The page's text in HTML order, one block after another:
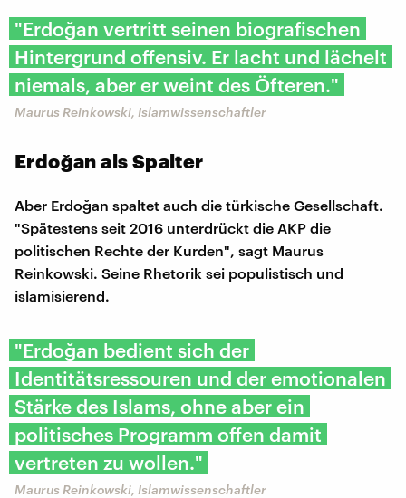
"Erdoğan vertritt seinen biografischen
Hintergrund offensiv. Er lacht und lächelt
niemals, aber er weint des Öfteren."
Maurus Reinkowski, Islamwissenschaftler
Erdoğan als Spalter
Aber Erdoğan spaltet auch die türkische Gesellschaft.
"Spätestens seit 2016 unterdrückt die AKP die
politischen Rechte der Kurden", sagt Maurus
Reinkowski. Seine Rhetorik sei populistisch und
islamisierend.
"Erdoğan bedient sich der
Identitätsressouren und der emotionalen
Stärke des Islams, ohne aber ein
politisches Programm offen damit
vertreten zu wollen."
Maurus Reinkowski, Islamwissenschaftler